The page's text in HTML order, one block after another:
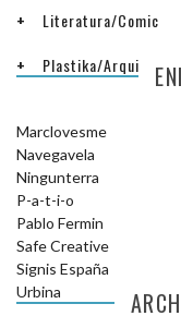
Literatura/Comic
Plastika/Arquitectura
Marclovesme
Navegavela
Ningunterra
P-a-t-i-o
Pablo Fermin
Safe Creative
Signis España
Urbina